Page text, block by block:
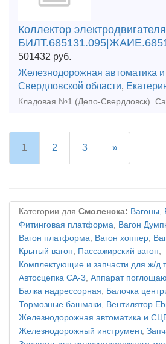
Коллектор электродвигателя
501432 руб.
Железнодорожная автоматика
Свердловской области,
1 2 3 »
Категории для Смоленска: Вагоны,
Фитинговая платформа, Вагон
Вагон платформа, Вагон хоппер,
Крытый вагон, Пассажирский вагон,
Комплектующие и запчасти для ж/д
Автосцепка СА-3, Аппарат
Балка надрессорная, Балочка
Тормозные башмаки, Вентилятор
Железнодорожная автоматика и
Железнодорожный инструмент,